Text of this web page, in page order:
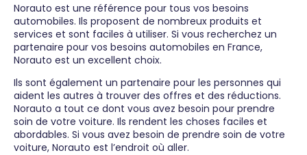
Norauto est une référence pour tous vos besoins
automobiles. Ils proposent de nombreux produits et
services et sont faciles à utiliser. Si vous recherchez un
partenaire pour vos besoins automobiles en France,
Norauto est un excellent choix.
Ils sont également un partenaire pour les personnes qui
aident les autres à trouver des offres et des réductions.
Norauto a tout ce dont vous avez besoin pour prendre
soin de votre voiture. Ils rendent les choses faciles et
abordables. Si vous avez besoin de prendre soin de votre
voiture, Norauto est l’endroit où aller.